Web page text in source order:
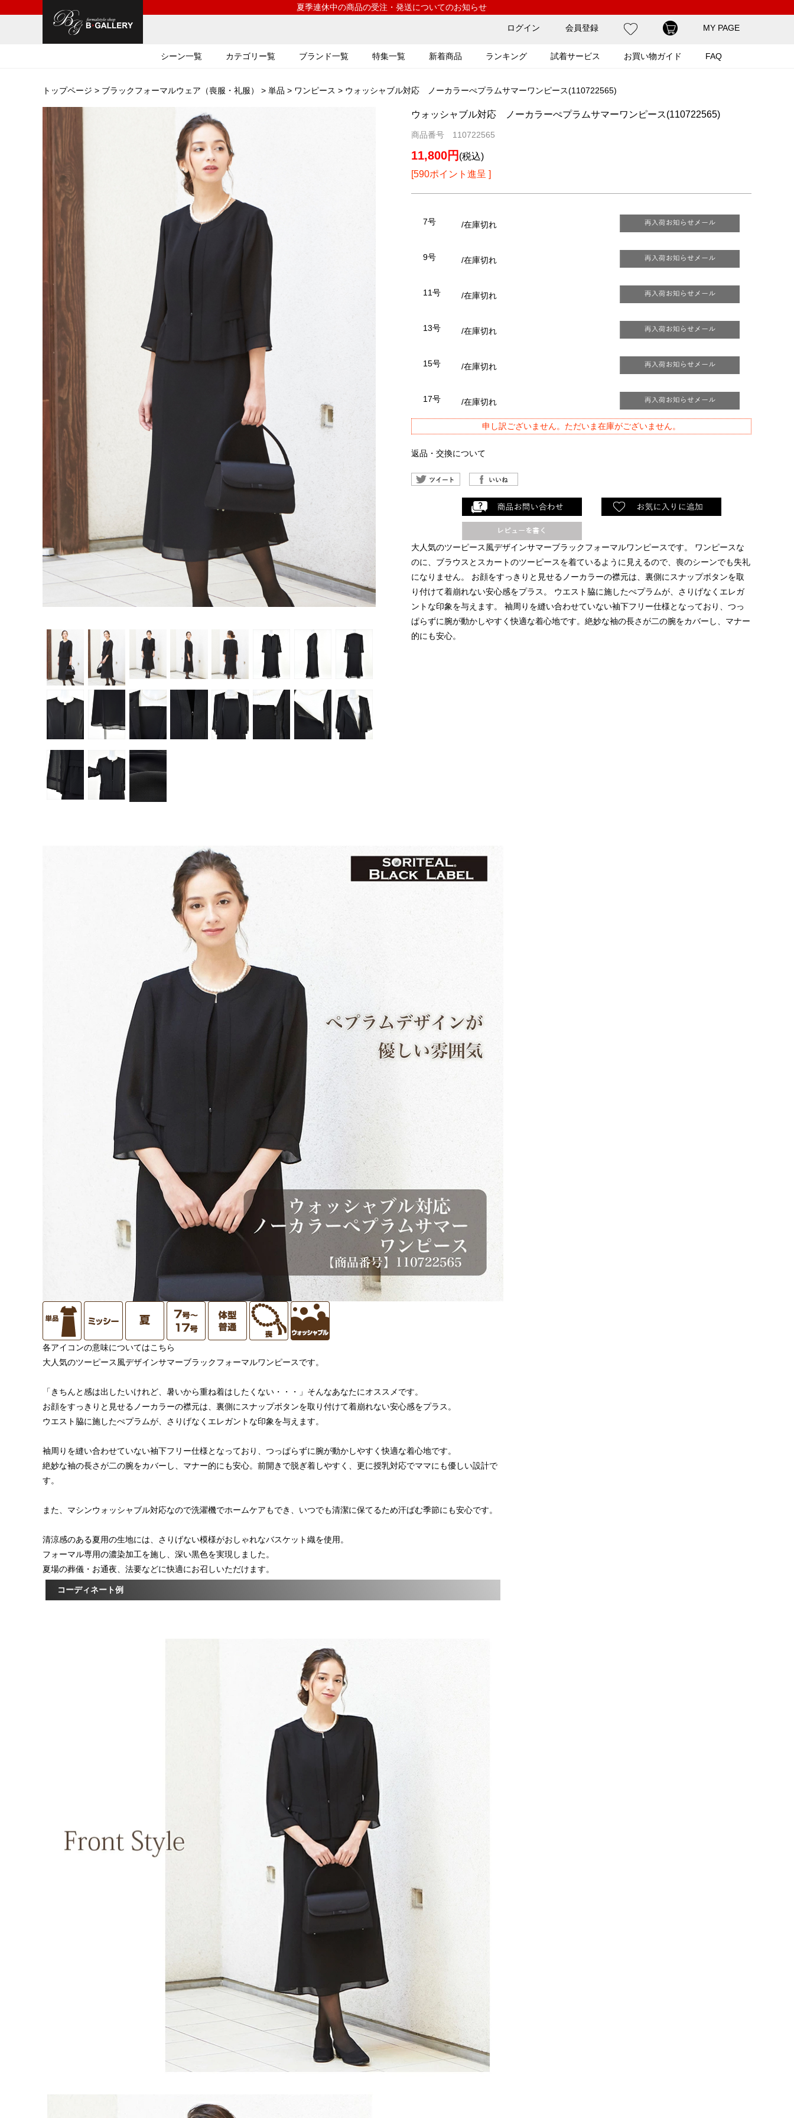
夏季連休中の商品の受注・発送についてのお知らせ
ログイン 会員登録 MY PAGE
シーン一覧 カテゴリー覧 ブランド一覧 特集一覧 新着商品 ランキング 試着サービス お買い物ガイド FAQ
トップページ > ブラックフォーマルウェア（喪服・礼服） > 単品 > ワンピース > ウォッシャブル対応 ノーカラーぺプラムサマーワンピース(110722565)
ウォッシャブル対応 ノーカラーぺプラムサマーワンピース(110722565)
商品番号 110722565
11,800円 (税込)
[590ポイント進呈 ]
7号 /在庫切れ
9号 /在庫切れ
11号 /在庫切れ
13号 /在庫切れ
15号 /在庫切れ
17号 /在庫切れ
申し訳ございません。ただいま在庫がございません。
返品・交換について
大人気のツーピース風デザインサマーブラックフォーマルワンピースです。
ワンピースな
のに、ブラウスとスカートのツーピースを着ているように見えるので、喪のシーンでも失礼
になりません。
お顔をすっきりと見せるノーカラーの襟元は、裏側にスナップボタンを取
り付けて着崩れない安心感をプラス。
ウエスト脇に施したぺプラムが、さりげなくエレガ
ントな印象を与えます。
袖周りを縫い合わせていない袖下フリー仕様となっており、つっ
ぱらずに腕が動かしやすく快適な着心地です。絶妙な袖の長さが二の腕をカバーし、マナー
的にも安心。
各アイコンの意味についてはこちら
大人気のツーピース風デザインサマーブラックフォーマルワンピースです。
「きちんと感は出したいけれど、暑いから重ね着はしたくない・・・」そんなあなたにオススメです。
お顔をすっきりと見せるノーカラーの襟元は、裏側にスナップボタンを取り付けて着崩れない安心感をプラス。
ウエスト脇に施したぺプラムが、さりげなくエレガントな印象を与えます。
袖周りを縫い合わせていない袖下フリー仕様となっており、つっぱらずに腕が動かしやすく快適な着心地です。
絶妙な袖の長さが二の腕をカバーし、マナー的にも安心。前開きで脱ぎ着しやすく、更に授乳対応でママにも優しい設計で
す。
また、マシンウォッシャブル対応なので洗濯機でホームケアもでき、いつでも清潔に保てるため汗ばむ季節にも安心です。
清涼感のある夏用の生地には、さりげない模様がおしゃれなバスケット織を使用。
フォーマル専用の濃染加工を施し、深い黒色を実現しました。
夏場の葬儀・お通夜、法要などに快適にお召しいただけます。
コーディネート例